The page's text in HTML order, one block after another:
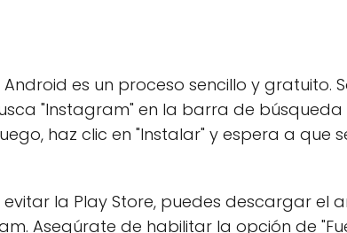
es un proceso sencillo y gratuito.
"Instagram" en la barra de
haz clic en "Instalar" y espera a que
la Play Store, puedes descargar el
Asegúrate de habilitar la opción de